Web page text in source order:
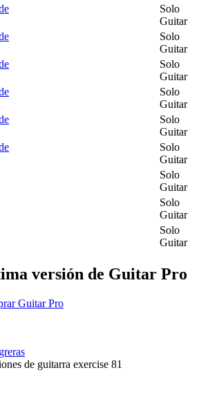
Solo
Guitar
Solo
Guitar
Solo
Guitar
Solo
Guitar
Solo
Guitar
Solo
Guitar
Solo
Guitar
Solo
Guitar
Solo
Guitar
versión de Guitar Pro
Guitar Pro
de guitarra exercise 81